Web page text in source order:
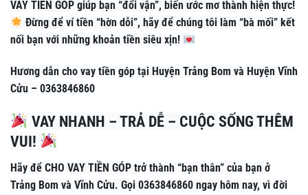
VAY TIỀN GÓP giúp bạn “đổi vận”, biến ước mơ thành hiện thực!
Đừng để ví tiền “hờn dỗi”, hãy để chúng tôi làm “bà mối” kết
nối bạn với những khoản tiền siêu xịn!
Hương dẫn cho vay tiền góp tại Huyện Trảng Bom và Huyện Vĩnh
Cửu – 0363846860
VAY NHANH – TRẢ DỄ – CUỘC SỐNG THÊM
VUI!
Hãy để CHO VAY TIỀN GÓP trở thành “bạn thân” của bạn ở
Trảng Bom và Vĩnh Cửu. Gọi 0363846860 ngay hôm nay, vì đời